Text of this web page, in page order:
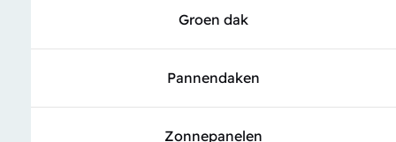
Groen dak
Pannendaken
Zonnepanelen